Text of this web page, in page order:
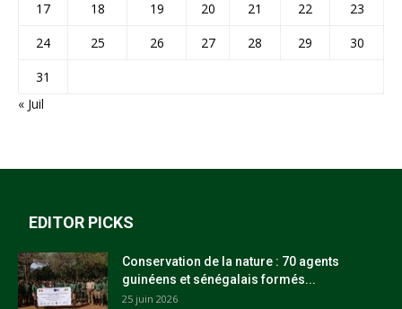
17
18 19 20 21 22
23
24
25 26 27 28 29
30
31
« Juil
EDITOR PICKS
Conservation de la nature : 70 agents
guinéens et sénégalais formés...
25 juin 2026